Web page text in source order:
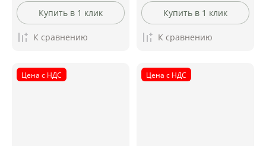
Купить в 1 клик
К сравнению
Купить в 1 клик
К сравнению
Цена с НДС Цена с НДС